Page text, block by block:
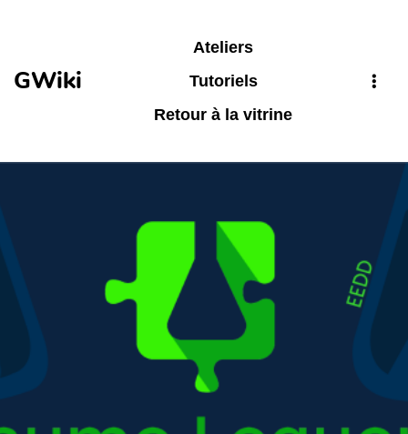
GWiki
Ateliers
Tutoriels
Retour à la vitrine